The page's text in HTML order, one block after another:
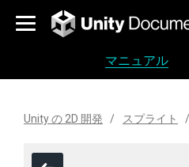
マニュアル
Unity の 2D 開発 スプライト